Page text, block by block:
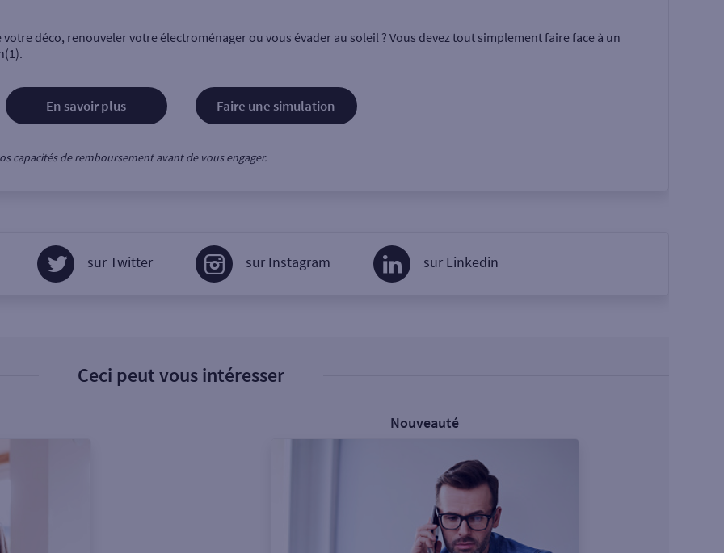
déco, renouveler votre électroménager ou vous évader au soleil ? Vous devez tout simplement faire face à un
En savoir plus Faire une simulation
capacités de remboursement avant de vous engager.
sur Twitter sur Instagram sur Linkedin
Ceci peut vous intéresser
Nouveauté